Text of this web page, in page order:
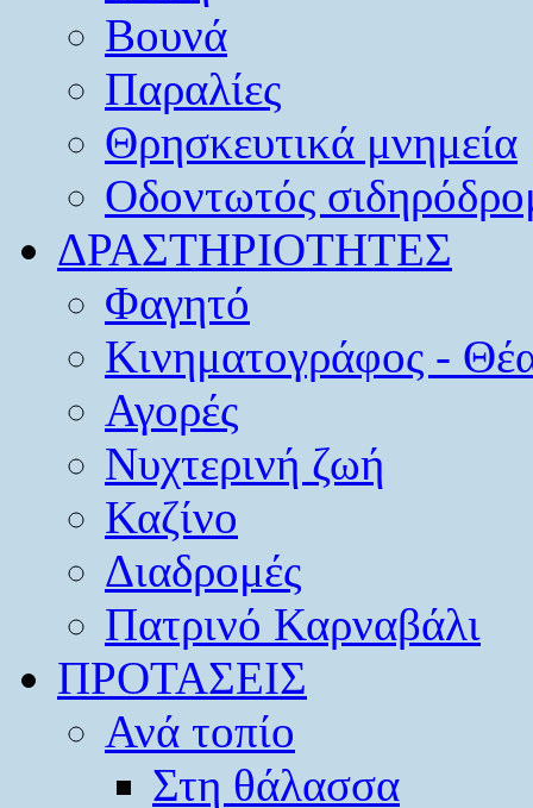
Βουνά
Παραλίες
Θρησκευτικά μνημεία
Οδοντωτός
ΔΡΑΣΤΗΡΙΟΤΗΤΕΣ
Φαγητό
Κινηματογράφος -
Αγορές
Νυχτερινή ζωή
Καζίνο
Διαδρομές
Πατρινό Καρναβάλι
ΠΡΟΤΑΣΕΙΣ
Ανά τοπίο
Στη θάλασσα